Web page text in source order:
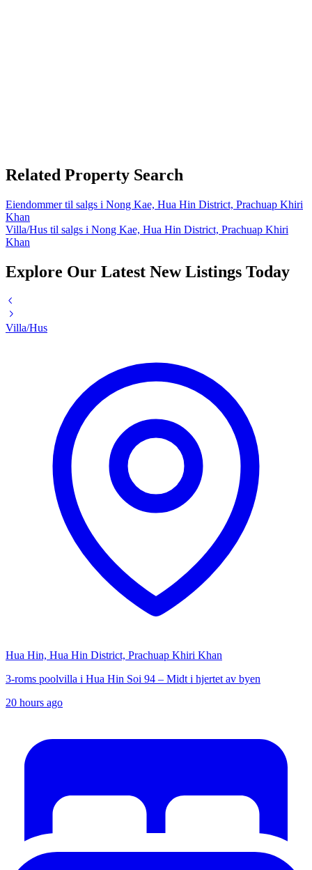
Related Property Search
Eiendommer til salgs i Nong Kae, Hua Hin District, Prachuap Khiri
Khan
Villa/Hus til salgs i Nong Kae, Hua Hin District, Prachuap Khiri
Khan
Explore Our Latest New Listings Today
Villa/Hus
Hua Hin, Hua Hin District, Prachuap Khiri Khan
3-roms poolvilla i Hua Hin Soi 94 – Midt i hjertet av byen
20 hours ago